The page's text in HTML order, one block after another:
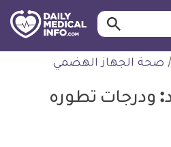
طبية
ابحث…
/ صحة الجهاز الهضمي
ودرجات تطوره